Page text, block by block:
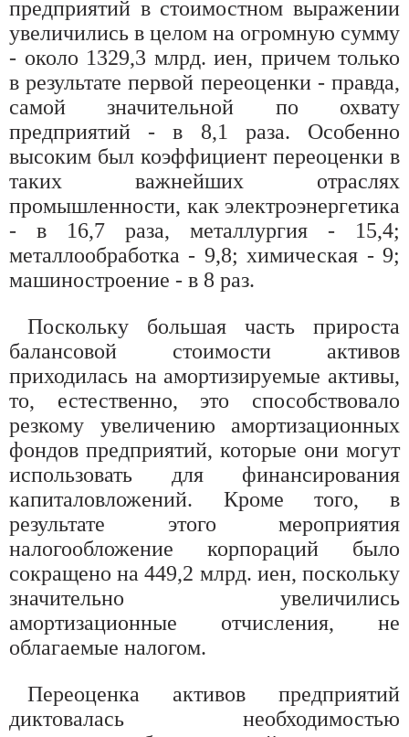
предприятий в стоимостном выражении
увеличились в целом на огромную сумму
- около 1329,3 млрд. иен, причем только
в результате первой переоценки - правда,
самой значительной по охвату
предприятий - в 8,1 раза. Особенно
высоким был коэффициент переоценки в
таких важнейших отраслях
промышленности, как электроэнергетика
- в 16,7 раза, металлургия - 15,4;
металлообработка - 9,8; химическая - 9;
машиностроение - в 8 раз.
Поскольку большая часть прироста
балансовой стоимости активов
приходилась на амортизируемые активы,
то, естественно, это способствовало
резкому увеличению амортизационных
фондов предприятий, которые они могут
использовать для финансирования
капиталовложений. Кроме того, в
результате этого мероприятия
налогообложение корпораций было
сокращено на 449,2 млрд. иен, поскольку
значительно увеличились
амортизационные отчисления, не
облагаемые налогом.
Переоценка активов предприятий
диктовалась необходимостью